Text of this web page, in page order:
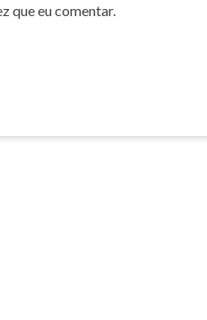
que eu comentar.